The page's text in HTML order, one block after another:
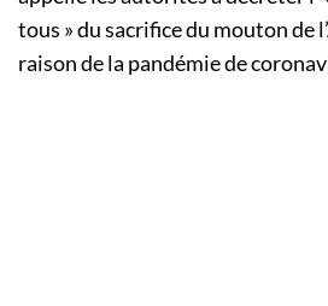
tous » du sacrifice du mouton de
raison de la pandémie de